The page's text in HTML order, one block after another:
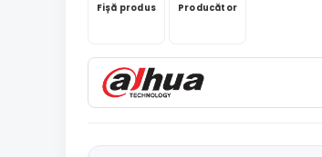
Fișă produs Producător